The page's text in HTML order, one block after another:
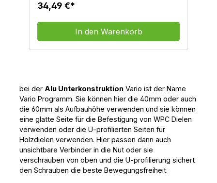
34,49 €*
In den Warenkorb
bei der Alu Unterkonstruktion Vario ist der Name
Vario Programm. Sie können hier die 40mm oder auch
die 60mm als Aufbauhöhe verwenden und sie können
eine glatte Seite für die Befestigung von WPC Dielen
verwenden oder die U-profilierten Seiten für
Holzdielen verwenden. Hier passen dann auch
unsichtbare Verbinder in die Nut oder sie
verschrauben von oben und die U-profilierung sichert
den Schrauben die beste Bewegungsfreiheit.